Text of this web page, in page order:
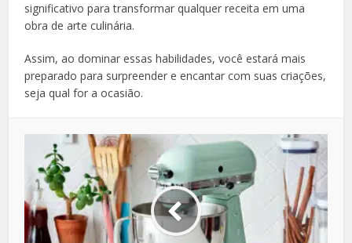
significativo para transformar qualquer receita em uma
obra de arte culinária.
Assim, ao dominar essas habilidades, você estará mais
preparado para surpreender e encantar com suas criações,
seja qual for a ocasião.